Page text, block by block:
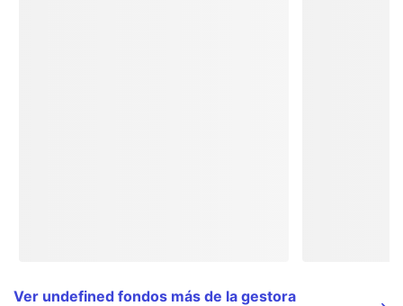
Ver undefined fondos más de la gestora